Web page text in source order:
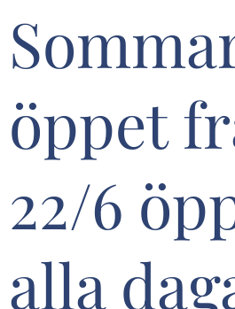
öppet
22/6
alla